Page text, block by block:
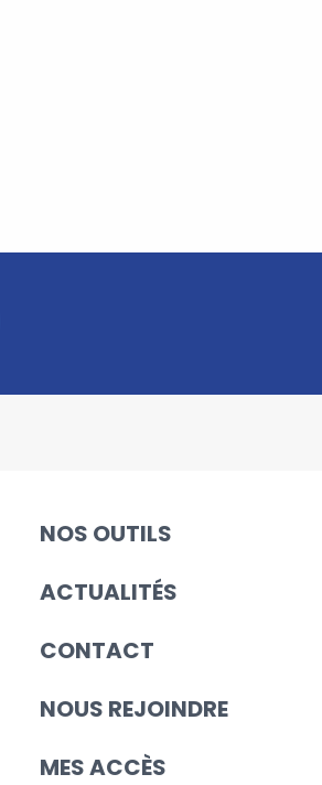
NOS OUTILS
ACTUALITÉS
CONTACT
NOUS REJOINDRE
MES ACCÈS